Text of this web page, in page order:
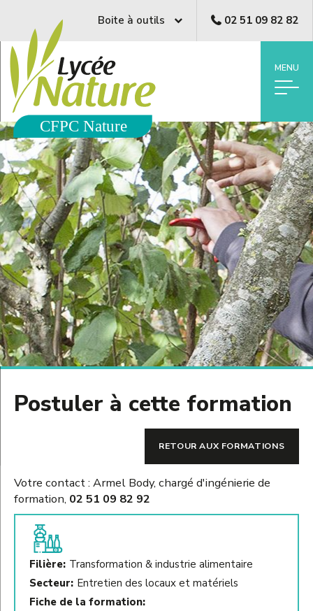
02 51 09 82 82
Boite à outils
MENU
Postuler à cette formation
RETOUR AUX FORMATIONS
Votre contact : Armel Body, chargé d'ingénierie de
formation, 02 51 09 82 92
Filière: Transformation & industrie alimentaire
Secteur: Entretien des locaux et matériels
Fiche de la formation: